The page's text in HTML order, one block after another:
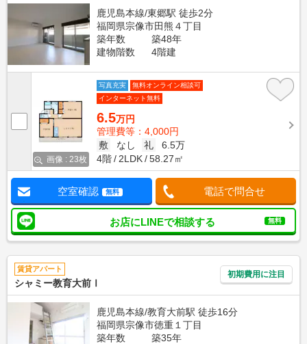
鹿児島本線/東郷駅 徒歩2分
福岡県宗像市田熊４丁目
築年数
築48年
建物階数
4階建
画像 : 23枚
写真充実
無料オンライン相談可
インターネット無料
6.5万円
管理費等：4,000円
敷
なし 礼
6.5万
4階
2LDK 58.27㎡
空室確認 無料 電話で問合せ
お店にLINEで相談する 無料
賃貸アパート
シャミー教育大前Ⅰ
初期費用に注目
鹿児島本線/教育大前駅 徒歩16分
福岡県宗像市徳重１丁目
築年数
築35年